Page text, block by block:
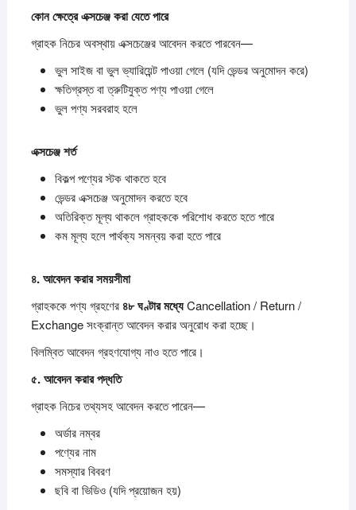
কোনক্ষেত্রেএক্সচেঞ্জকরাযেতেপারে
গ্রাহক নিচের অবস্থায় এক্সচেঞ্জের আবেদন করতে পারবেন—
ভুল সাইজ বা ভুল ভ্যারিয়েন্ট পাওয়া গেলে (যদি ভেন্ডর অনুমোদন করে)
ক্ষতিগ্রস্ত বা ত্রুটিযুক্ত পণ্য পাওয়া গেলে
ভুল পণ্য সরবরাহ হলে
এক্সচেঞ্জশর্ত
বিকল্প পণ্যের স্টক থাকতে হবে
ভেন্ডর এক্সচেঞ্জ অনুমোদন করতে হবে
অতিরিক্ত মূল্য থাকলে গ্রাহককে পরিশোধ করতে হতে পারে
কম মূল্য হলে পার্থক্য সমন্বয় করা হতে পারে
৪.আবেদনকরারসময়সীমা
গ্রাহককে পণ্য গ্রহণের ৪৮ঘণ্টারমধ্যেCancellation / Return /
Exchange সংক্রান্ত আবেদন করার অনুরোধ করা হচ্ছে।
বিলম্বিত আবেদন গ্রহণযোগ্য নাও হতে পারে।
৫.আবেদনকরারপদ্ধতি
গ্রাহক নিচের তথ্যসহ আবেদন করতে পারেন—
অর্ডার নম্বর
পণ্যের নাম
সমস্যার বিবরণ
ছবি বা ভিডিও (যদি প্রয়োজন হয়)